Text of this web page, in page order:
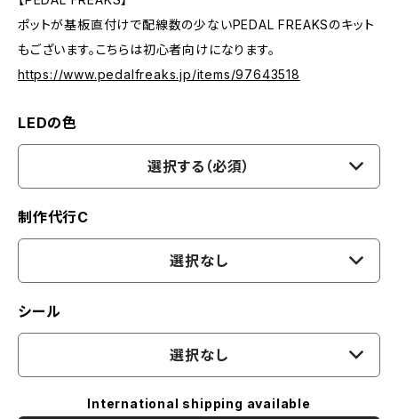
ポットが基板直付けで配線数の少ないPEDAL FREAKSのキット
もございます。こちらは初心者向けになります。
https://www.pedalfreaks.jp/items/97643518
LEDの色
選択する（必須）
制作代行C
選択なし
シール
選択なし
International shipping available